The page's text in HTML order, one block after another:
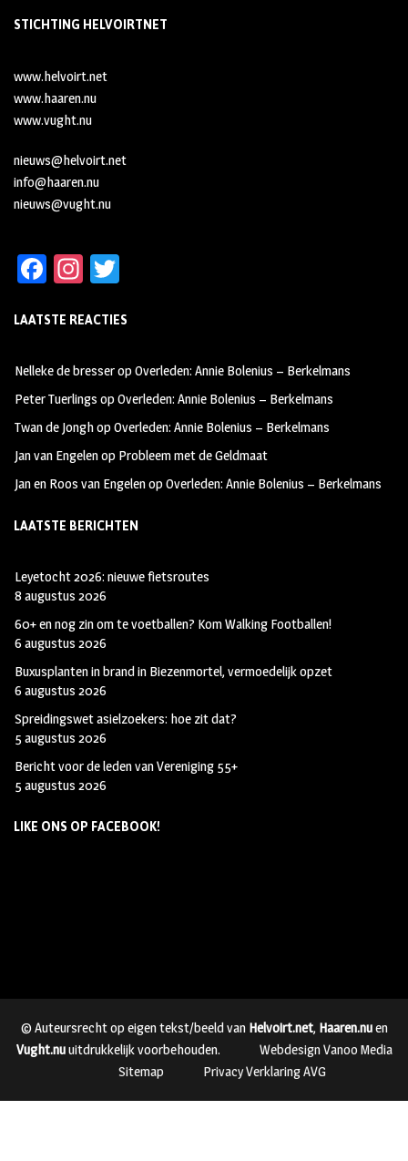
STICHTING HELVOIRTNET
www.helvoirt.net
www.haaren.nu
www.vught.nu
nieuws@helvoirt.net
info@haaren.nu
nieuws@vught.nu
Fa
b
oo
k
In
ag
m
tt
LAATSTE REACTIES
Nelleke de bresseropOverleden: Annie Bolenius – Berkelmans
Peter Tuerlings opOverleden: Annie Bolenius – Berkelmans
Twan de JonghopOverleden: Annie Bolenius – Berkelmans
Jan van Engelenop Probleem met de Geldmaat
Jan en Roos van EngelenopOverleden: Annie Bolenius – Berkelmans
LAATSTE BERICHTEN
Leyetocht 2026: nieuwe fietsroutes
8 augustus 2026
60+ en nog zin om te voetballen? Kom Walking Footballen!
6 augustus 2026
Buxusplanten in brand in Biezenmortel, vermoedelijk opzet
6 augustus 2026
Spreidingswet asielzoekers: hoe zit dat?
5 augustus 2026
Bericht voor de leden van Vereniging 55+
5 augustus 2026
LIKE ONS OP FACEBOOK!
© Auteursrecht op eigen tekst/beeld van Helvoirt.net, Haaren.nuen
Vught.nuuitdrukkelijk voorbehouden.
Webdesign Vanoo Media
Sitemap
Privacy Verklaring AVG